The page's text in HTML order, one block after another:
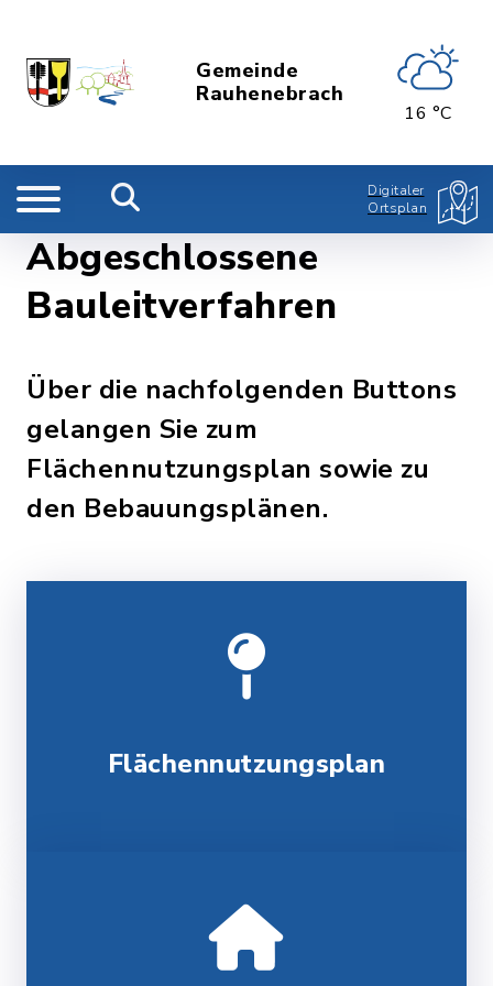
Gemeinde
Rauhenebrach
16 °C
Digitaler
Ortsplan
Abgeschlossene
Bauleitverfahren
Über die nachfolgenden Buttons
gelangen Sie zum
Flächennutzungsplan sowie zu
den Bebauungsplänen.
Flächennutzungsplan